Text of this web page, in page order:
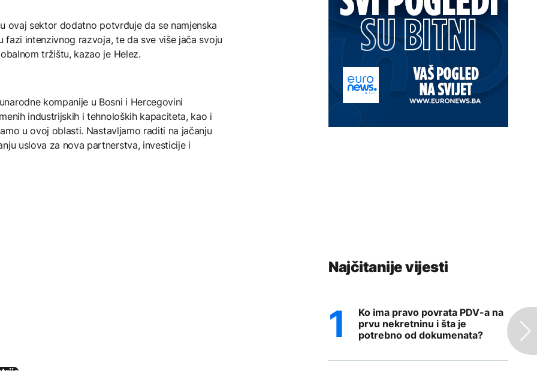
ovaj sektor dodatno potvrđuje da se namjenska
fazi intenzivnog razvoja, te da sve više jača svoju
tržištu, kazao je Helez.
kompanije u Bosni i Hercegovini
industrijskih i tehnoloških kapaciteta, kao i
u ovoj oblasti. Nastavljamo raditi na jačanju
uslova za nova partnerstva, investicije i
Najčitanije vijesti
Ko ima pravo povrata PDV-a na
prvu nekretninu i šta je
potrebno od dokumenata?